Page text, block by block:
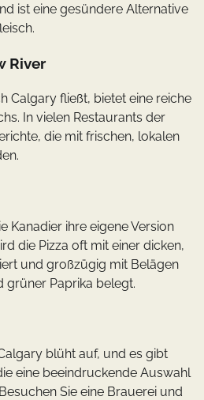
ist eine gesündere Alternative
River
Calgary fließt, bietet eine reiche
In vielen Restaurants der
die mit frischen, lokalen
Kanadier ihre eigene Version
die Pizza oft mit einer dicken,
und großzügig mit Belägen
grüner Paprika belegt.
blüht auf, und es gibt
eine beeindruckende Auswahl
Sie eine Brauerei und